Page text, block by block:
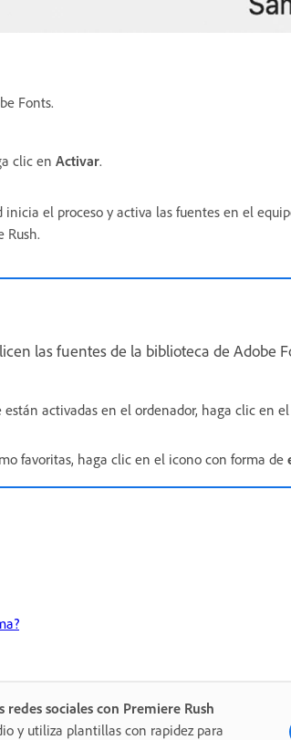
Fonts.
clic en Activar.
el proceso y activa las fuentes en el
Rush.
las fuentes de la biblioteca de Adobe
están activadas en el ordenador, haga clic en
favoritas, haga clic en el icono con forma de
sociales con Premiere Rush
y utiliza plantillas con rapidez para